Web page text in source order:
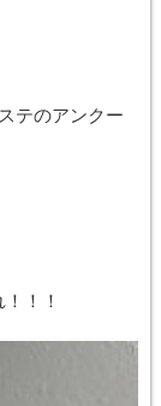
テのアンクー
！！